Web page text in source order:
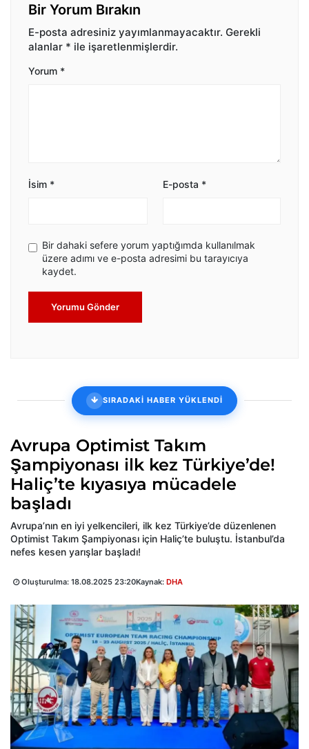
Bir Yorum Bırakın
E-posta adresiniz yayımlanmayacaktır. Gerekli
alanlar * ile işaretlenmişlerdir.
Yorum *
İsim * E-posta *
Bir dahaki sefere yorum yaptığımda kullanılmak
üzere adımı ve e-posta adresimi bu tarayıcıya
kaydet.
Yorumu Gönder
SIRADAKİ HABER YÜKLENDİ
Avrupa Optimist Takım
Şampiyonası ilk kez Türkiye’de!
Haliç’te kıyasıya mücadele
başladı
Avrupa’nın en iyi yelkencileri, ilk kez Türkiye’de düzenlenen
Optimist Takım Şampiyonası için Haliç’te buluştu. İstanbul’da
nefes kesen yarışlar başladı!
Oluşturulma: 18.08.2025 23:20Kaynak: DHA